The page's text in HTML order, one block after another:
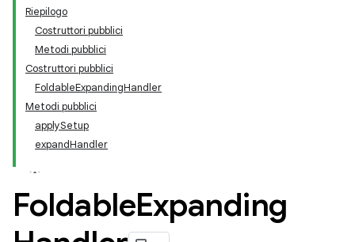
Riepilogo
Costruttori pubblici
Metodi pubblici
Costruttori pubblici
FoldableExpandingHandler
Metodi pubblici
applySetup
expandHandler
FoldableExpanding